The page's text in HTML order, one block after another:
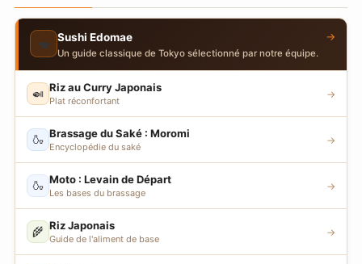
🍣 Sushi Edomae
Un guide classique de Tokyo sélectionné par notre équipe.
→
🍛 Riz au Curry Japonais
Plat réconfortant
→
🍶 Brassage du Saké : Moromi
Encyclopédie du saké
→
🍶 Moto : Levain de Départ
Les bases du brassage
→
🌾 Riz Japonais
Guide de l'aliment de base
→